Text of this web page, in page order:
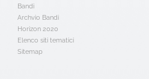
Bandi
Archvio Bandi
Horizon 2020
Elenco siti tematici
Sitemap